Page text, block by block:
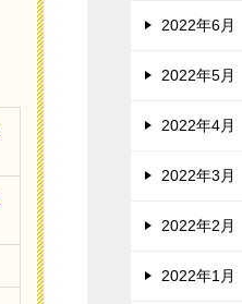
2022年6月
2022年5月
2022年4月
2022年3月
2022年2月
2022年1月